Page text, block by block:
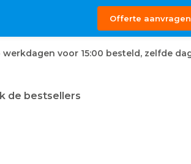
Offerte aanvragen
werkdagen voor 15:00 besteld, zelfde
de bestsellers